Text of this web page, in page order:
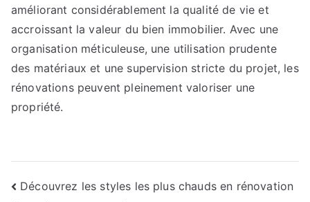
améliorant considérablement la qualité de vie et
accroissant la valeur du bien immobilier. Avec une
organisation méticuleuse, une utilisation prudente
des matériaux et une supervision stricte du projet, les
rénovations peuvent pleinement valoriser une
propriété.
Navigation
Découvrez les styles les plus chauds en rénovation